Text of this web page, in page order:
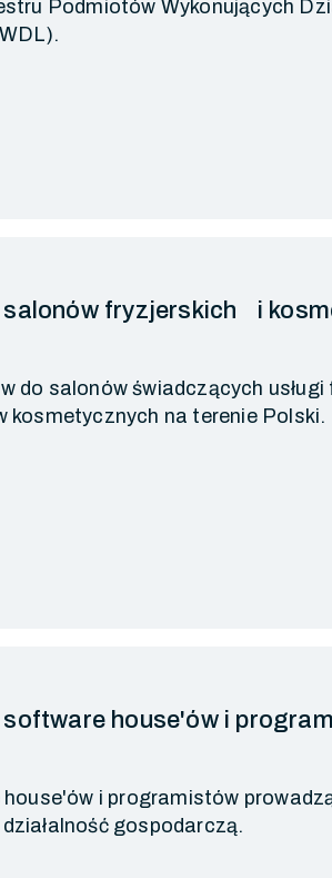
Podmiotów Wykonujących
salonów fryzjerskich i
do salonów świadczących usługi
kosmetycznych na terenie Polski.
software house'ów i
i programistów
gospodarczą.